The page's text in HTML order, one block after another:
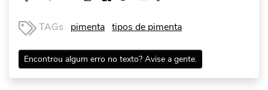
TAGs pimenta tipos de pimenta
Encontrou algum erro no texto? Avise a gente.